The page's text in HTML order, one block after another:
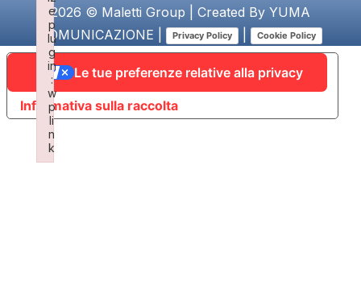
2026 © Maletti Group | Created By YUMA
COMUNICAZIONE
Privacy Policy Cookie Policy
Informativa sulla raccolta
Le tue preferenze relative alla privacy
e
p
lu
g
in
:
w
p
li
n
k
Failed to initialize plugin: wplink